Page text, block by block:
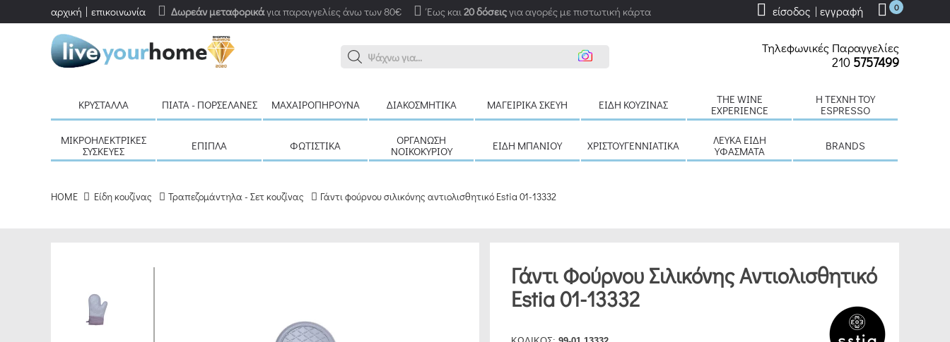
Δωρεάν μεταφορικάγια παραγγελίες άνω των 80€ Έως και20 δόσειςγια αγορές με πιστωτική κάρτα
αρχική επικοινωνία 0
είσοδος | εγγραφή
Ανα
Τηλεφωνικές Παραγγελίες
210 5757499
ΚΡΎΣΤΑΛΛΑ ΠΙΆΤΑ - ΠΟΡΣΕΛΆΝΕΣ ΜΑΧΑΙΡΟΠΉΡΟΥΝΑ ΔΙΑΚΟΣΜΗΤΙΚΆ ΜΑΓΕΙΡΙΚΆ ΣΚΕΎΗ ΕΊΔΗ ΚΟΥΖΊΝΑΣ
THE WINE
EXPERIENCE
H ΤΈΧΝΗ ΤΟΥ
ESPRESSO
ΜΙΚΡΟΗΛΕΚΤΡΙΚΈΣ
ΣΥΣΚΕΥΈΣ
ΈΠΙΠΛΑ ΦΩΤΙΣΤΙΚΆ
ΟΡΓΆΝΩΣΗ
ΝΟΙΚΟΚΥΡΙΟΎ
ΕΊΔΗ ΜΠΆΝΙΟΥ ΧΡΙΣΤΟΥΓΕΝΝΙΆΤΙΚΑ
ΛΕΥΚΆ ΕΊΔΗ
ΥΦΆΣΜΑΤΑ
BRANDS
HOME Είδη κουζίνας Τραπεζομάντηλα - Σετ κουζίνας Γάντι φούρνου σιλικόνης αντιολισθητικό Estia 01-13332
Γάντι Φούρνου Σιλικόνης Αντιολισθητικό
Estia 01-13332